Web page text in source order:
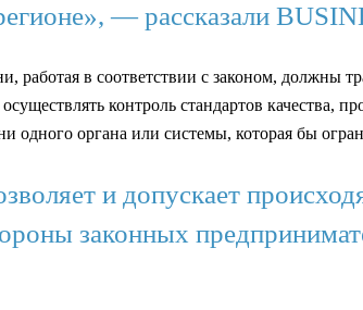
регионе», — рассказали
работая в соответствии с законом,
контроль стандартов качества,
одного органа или системы, которая бы
и допускает
законных